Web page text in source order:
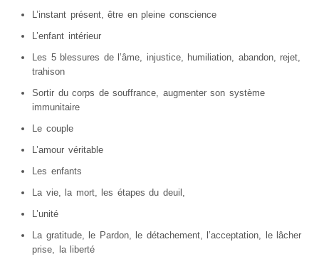
L’instant présent, être en pleine conscience
L’enfant intérieur
Les 5 blessures de l’âme, injustice, humiliation, abandon, rejet,
trahison
Sortir du corps de souffrance, augmenter son système
immunitaire
Le couple
L’amour véritable
Les enfants
La vie, la mort, les étapes du deuil,
L’unité
La gratitude, le Pardon, le détachement, l’acceptation, le lâcher
prise, la liberté